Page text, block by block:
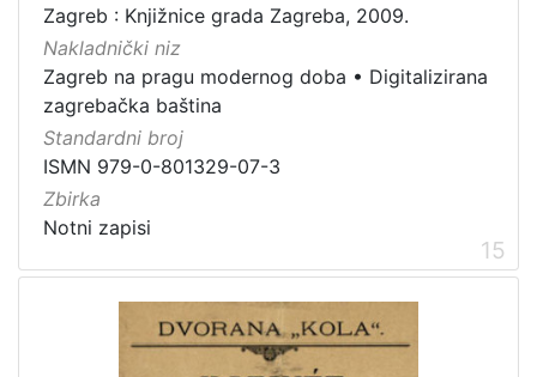
Zagreb : Knjižnice grada Zagreba, 2009.
Nakladnički niz
Zagreb na pragu modernog doba • Digitalizirana
zagrebačka baština
Standardni broj
ISMN 979-0-801329-07-3
Zbirka
Notni zapisi
15